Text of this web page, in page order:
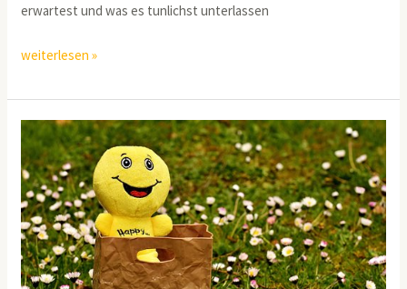
erwartest und was es tunlichst unterlassen
weiterlesen »
Selbstbefriedigung
bei
Kindern
–
So
stellst
Du